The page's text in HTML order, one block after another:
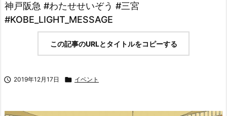
神戸阪急 #わたせせいぞう #三宮
#KOBE_LIGHT_MESSAGE
この記事のURLとタイトルをコピーする
 2019年12月17日  イベント